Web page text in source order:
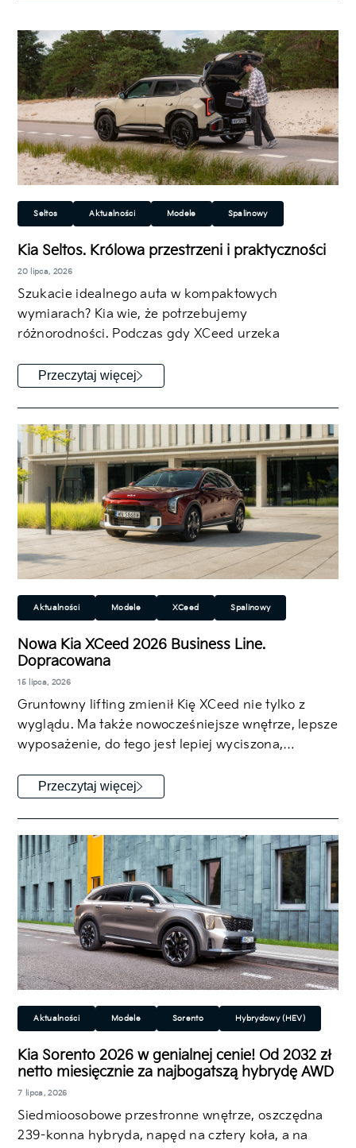
Seltos Aktualności Modele Spalinowy
Kia Seltos. Królowa przestrzeni i praktyczności
20 lipca, 2026
Szukacie idealnego auta w kompaktowych
wymiarach? Kia wie, że potrzebujemy
różnorodności. Podczas gdy XCeed urzeka
Przeczytaj więcej
Aktualności Modele XCeed Spalinowy
Nowa Kia XCeed 2026 Business Line.
Dopracowana
15 lipca, 2026
Gruntowny lifting zmienił Kię XCeed nie tylko z
wyglądu. Ma także nowocześniejsze wnętrze, lepsze
wyposażenie, do tego jest lepiej wyciszona,…
Przeczytaj więcej
Aktualności Modele Sorento Hybrydowy (HEV)
Kia Sorento 2026 w genialnej cenie! Od 2032 zł
netto miesięcznie za najbogatszą hybrydę AWD
7 lipca, 2026
Siedmioosobowe przestronne wnętrze, oszczędna
239-konna hybryda, napęd na cztery koła, a na